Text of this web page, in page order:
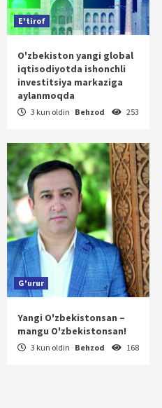
E'tirof
O'zbekiston yangi global
iqtisodiyotda ishonchli
investitsiya markaziga
aylanmoqda
3 kun oldin Behzod 253
G'urur
Yangi O'zbekistonsan –
mangu O'zbekistonsan!
3 kun oldin Behzod 168